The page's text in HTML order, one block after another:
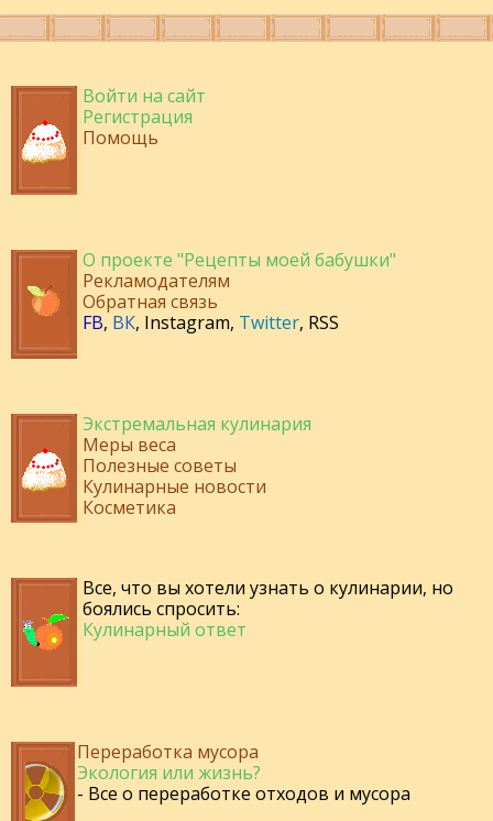
Войти на сайт
Регистрация
Помощь
О проекте "Рецепты моей бабушки"
Рекламодателям
Обратная связь
FB, ВК, Instagram, Twitter, RSS
Экстремальная кулинария
Меры веса
Полезные советы
Кулинарные новости
Косметика
Все, что вы хотели узнать о кулинарии, но
боялись спросить:
Кулинарный ответ
Переработка мусора
Экология или жизнь?
- Все о переработке отходов и мусора